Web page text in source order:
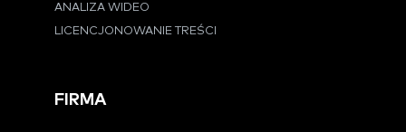
ANALIZA WIDEO
LICENCJONOWANIE TREŚCI
FIRMA